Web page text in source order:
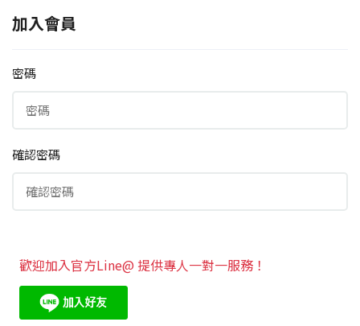
加入會員
密碼
確認密碼
歡迎加入官方Line@ 提供專人一對一服務！